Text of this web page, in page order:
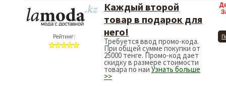
Рейтинг:
Каждый второй
товар в подарок для
него!
Требуется ввод промо-кода.
При общей сумме покупки от
25000 тенге. Промо-код дает
скидку в размере стоимости
товара по наи Узнать больше
>>